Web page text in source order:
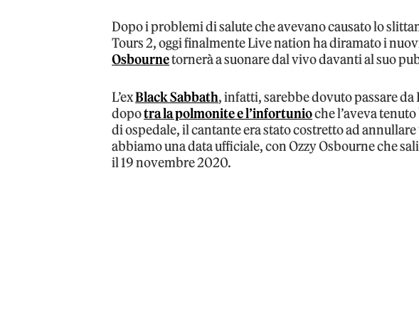
Dopo i problemi di salute che avevano causato lo
Tours 2, oggi finalmente Live nation ha diramato i
Osbournetornerà a suonare dal vivo davanti al suo
L’exBlack Sabbath, infatti, sarebbe dovuto passare
dopotra la polmonite e l’infortunioche l’aveva
di ospedale, il cantante era stato costretto ad
abbiamo una data ufficiale, con Ozzy Osbourne che
il 19 novembre 2020.